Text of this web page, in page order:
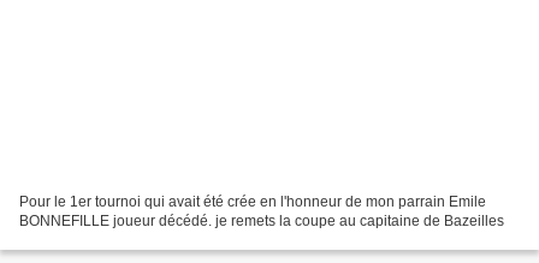
Pour le 1er tournoi qui avait été crée en l'honneur de mon parrain Emile
BONNEFILLE joueur décédé. je remets la coupe au capitaine de Bazeilles